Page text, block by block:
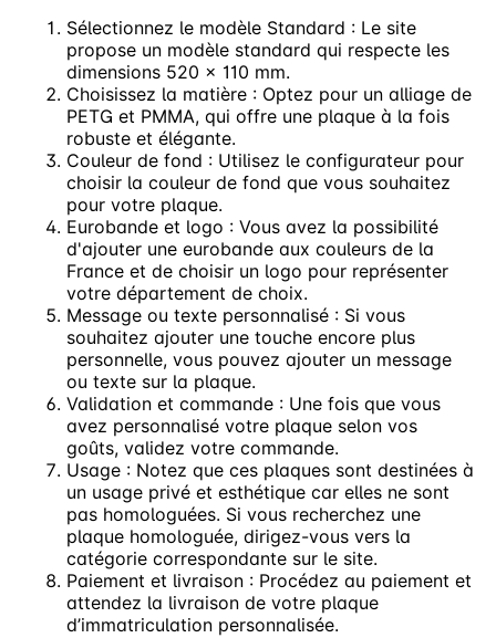
Sélectionnez le modèle Standard : Le site
propose un modèle standard qui respecte les
dimensions 520 x 110 mm.
Choisissez la matière : Optez pour un alliage de
PETG et PMMA, qui offre une plaque à la fois
robuste et élégante.
Couleur de fond : Utilisez le configurateur pour
choisir la couleur de fond que vous souhaitez
pour votre plaque.
Eurobande et logo : Vous avez la possibilité
d'ajouter une eurobande aux couleurs de la
France et de choisir un logo pour représenter
votre département de choix.
Message ou texte personnalisé : Si vous
souhaitez ajouter une touche encore plus
personnelle, vous pouvez ajouter un message
ou texte sur la plaque.
Validation et commande : Une fois que vous
avez personnalisé votre plaque selon vos
goûts, validez votre commande.
Usage : Notez que ces plaques sont destinées à
un usage privé et esthétique car elles ne sont
pas homologuées. Si vous recherchez une
plaque homologuée, dirigez-vous vers la
catégorie correspondante sur le site.
Paiement et livraison : Procédez au paiement et
attendez la livraison de votre plaque
d’immatriculation personnalisée.